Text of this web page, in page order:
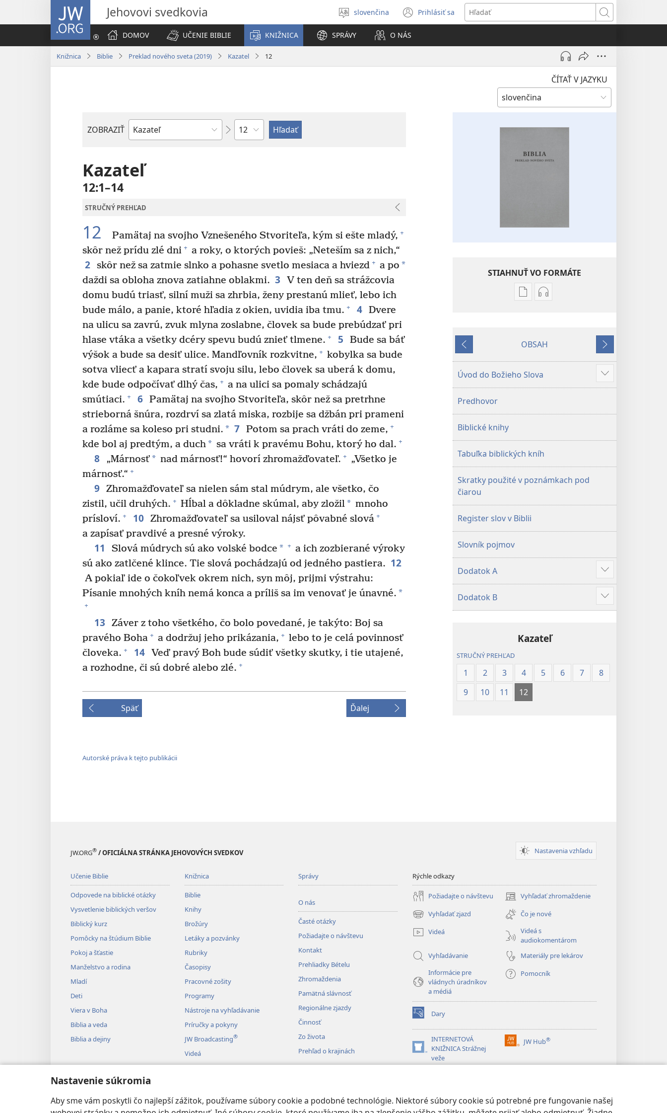
Nastavenie súkromia
Aby sme vám poskytli čo najlepší zážitok, používame súbory cookie a podobné technológie. Niektoré súbory cookie sú potrebné pre fungovanie našej
JW.ORG Jehovovi svedkovia
Výber
jazyka
slovenčina Prihlásiť sa
(otvorí
nové
Hľadať
DOMOV
UČENIE BIBLIE KNIŽNICA SPRÁVY O NÁS
Knižnica Biblie Preklad nového sveta (2019) Kazateľ 12
ČÍTAŤ V JAZYKU
ZOBRAZIŤ
Biblická
Kapitola
Kazateľ
12:1–14
STRUČNÝ PREHĽAD
12 Pamätaj na svojho Vznešeného Stvoriteľa, kým si ešte mladý, +
skôr než prídu zlé dni + a roky, o ktorých povieš: „Neteším sa z nich,“
2 skôr než sa zatmie slnko a pohasne svetlo mesiaca a hviezd + a po *
daždi sa obloha znova zatiahne oblakmi. 3
V ten deň sa strážcovia
domu budú triasť, silní muži sa zhrbia, ženy prestanú mlieť, lebo ich
bude málo, a panie, ktoré hľadia z okien, uvidia iba tmu. + 4 Dvere
na ulicu sa zavrú, zvuk mlyna zoslabne, človek sa bude prebúdzať pri
hlase vtáka a všetky dcéry spevu budú znieť tlmene. + 5
Bude sa báť
výšok a bude sa desiť ulice. Mandľovník rozkvitne, + kobylka sa bude
sotva vliecť a kapara stratí svoju silu, lebo človek sa uberá k domu,
kde bude odpočívať dlhý čas, + a na ulici sa pomaly schádzajú
smútiaci. + 6 Pamätaj na svojho Stvoriteľa, skôr než sa pretrhne
strieborná šnúra, rozdrví sa zlatá miska, rozbije sa džbán pri prameni
a rozláme sa koleso pri studni. * 7 Potom sa prach vráti do zeme, +
kde bol aj predtým, a duch* sa vráti k pravému Bohu, ktorý ho dal. +
8 „Márnosť* nad márnosť!“ hovorí zhromažďovateľ. + „Všetko je
márnosť.“ +
9 Zhromažďovateľ sa nielen sám stal múdrym, ale všetko, čo
zistil, učil druhých. + Hĺbal a dôkladne skúmal, aby zložil* mnoho
prísloví. + 10 Zhromažďovateľ sa usiloval nájsť pôvabné slová +
a zapísať pravdivé a presné výroky.
11 Slová múdrych sú ako volské bodce * + a ich zozbierané výroky
sú ako zatlčené klince. Tie slová pochádzajú od jedného pastiera. 12
A pokiaľ ide o čokoľvek okrem nich, syn môj, prijmi výstrahu:
Písanie mnohých kníh nemá konca a príliš sa im venovať je únavné. *
+
13
Záver z toho všetkého, čo bolo povedané, je takýto: Boj sa
pravého Boha + a dodržuj jeho prikázania, + lebo to je celá povinnosť
človeka. + 14 Veď pravý Boh bude súdiť všetky skutky, i tie utajené,
a rozhodne, či sú dobré alebo zlé. +
Späť Ďalej
Autorské práva k tejto publikácii
STIAHNUŤ VO FORMÁTE
Možnosti
Biblia
Preklad
nového
Možnosti
–
Späť
OBSAH
Ďalej
Úvod do Božieho Slova
Zobraziť
viac
Predhovor
Biblické knihy
Tabuľka biblických kníh
Skratky použité v poznámkach pod
čiarou
Register slov v Biblii
Slovník pojmov
Dodatok A
Zobraziť
viac
Dodatok B
Zobraziť
viac
Kazateľ
STRUČNÝ PREHĽAD
1 2 3 4 5 6 7
8
9
10 11 12
JW.ORG® / OFICIÁLNA STRÁNKA JEHOVOVÝCH SVEDKOV Nastavenia vzhľadu
Učenie Biblie
Odpovede na biblické otázky
Vysvetlenie biblických veršov
Biblický kurz
Pomôcky na štúdium Biblie
Pokoj a šťastie
Manželstvo a rodina
Mladí
Deti
Viera v Boha
Biblia a veda
Biblia a dejiny
Knižnica
Biblie
Knihy
Brožúry
Letáky a pozvánky
Rubriky
Časopisy
Pracovné zošity
Programy
Nástroje na vyhľadávanie
Príručky a pokyny
JW Broadcasting®
Videá
Hudba
Dramatizované čítanie Biblie
Správy
O nás
Časté otázky
Požiadajte o návštevu
Kontakt
Prehliadky Bételu
Zhromaždenia
Pamätná slávnosť
Regionálne zjazdy
Činnosť
Zo života
Prehľad o krajinách
Rýchle odkazy
Požiadajte o návštevu Vyhľadať zhromaždenie
(otvorí
nové
okno)
Vyhľadať zjazd
(otvorí
nové
okno)
Čo je nové
Videá
Videá s
audiokomentárom
Vyhľadávanie
Materiály pre lekárov
Informácie pre
vládnych úradníkov
a médiá
Pomocník
Dary
(otvorí
nové
INTERNETOVÁ
KNIŽNICA Strážnej
veže
(otvorí
nové
JW Hub®
(otvorí
okno)